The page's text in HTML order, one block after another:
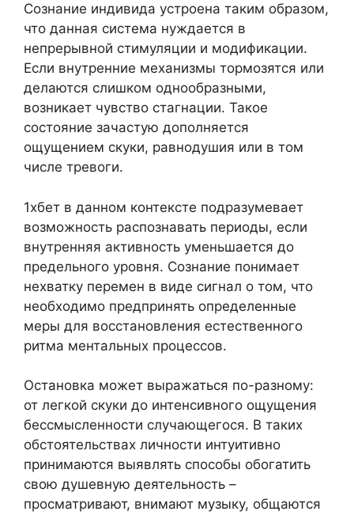
Сознание индивида устроена таким образом,
что данная система нуждается в
непрерывной стимуляции и модификации.
Если внутренние механизмы тормозятся или
делаются слишком однообразными,
возникает чувство стагнации. Такое
состояние зачастую дополняется
ощущением скуки, равнодушия или в том
числе тревоги.
1хбет в данном контексте подразумевает
возможность распознавать периоды, если
внутренняя активность уменьшается до
предельного уровня. Сознание понимает
нехватку перемен в виде сигнал о том, что
необходимо предпринять определенные
меры для восстановления естественного
ритма ментальных процессов.
Остановка может выражаться по-разному:
от легкой скуки до интенсивного ощущения
бессмысленности случающегося. В таких
обстоятельствах личности интуитивно
принимаются выявлять способы обогатить
свою душевную деятельность –
просматривают, внимают музыку, общаются